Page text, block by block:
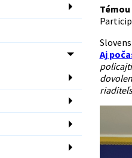
Aj